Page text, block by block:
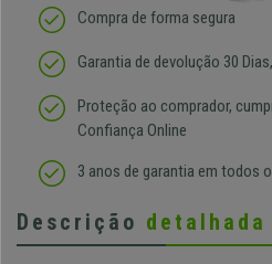
Compra de forma segura
Garantia de devolução 30
Proteção ao comprador,
Confiança Online
3 anos de garantia em todos
Descrição detalhada